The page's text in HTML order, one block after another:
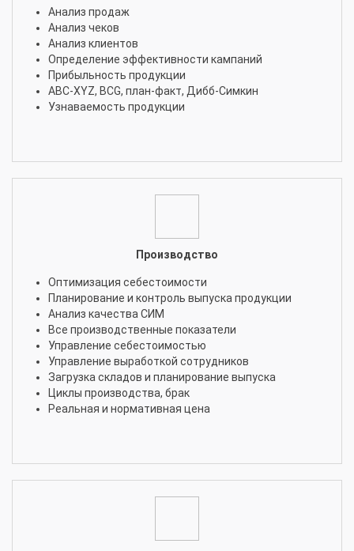
Анализ продаж
Анализ чеков
Анализ клиентов
Определение эффективности кампаний
Прибыльность продукции
ABC-XYZ, BCG, план-факт, Дибб-Симкин
Узнаваемость продукции
Производство
Оптимизация себестоимости
Планирование и контроль выпуска продукции
Анализ качества СИМ
Все производственные показатели
Управление себестоимостью
Управление выработкой сотрудников
Загрузка складов и планирование выпуска
Циклы производства, брак
Реальная и нормативная цена